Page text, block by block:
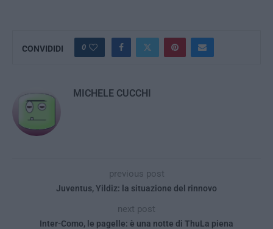
CONVIDIDI 0
MICHELE CUCCHI
previous post
Juventus, Yildiz: la situazione del rinnovo
next post
Inter-Como, le pagelle: è una notte di ThuLa piena